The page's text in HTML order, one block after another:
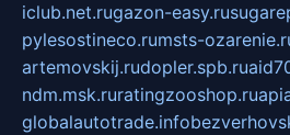
iclub.net.rugazon-easy.ru
pylesostineco.rumsts-
artemovskij.rudopler.spb.ru
ndm.msk.ruratingzooshop.ru
globalautotrade.info